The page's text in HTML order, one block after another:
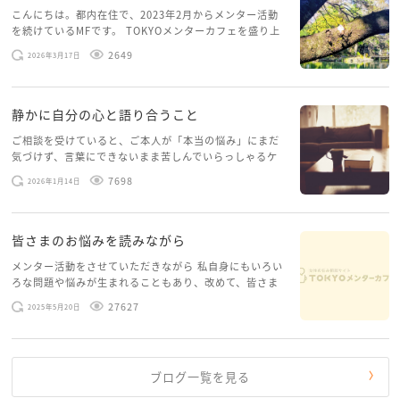
こんにちは。都内在住で、2023年2月からメンター活動
を続けているMFです。 TOKYOメンターカフェを盛り上
げたいという想いから、勇気を出して初めてブログを投
稿してみようと思います。少し自分のことを書いてみま
2026年3月17日 2649
静かに自分の心と語り合うこと
ご相談を受けていると、ご本人が「本当の悩み」にまだ
気づけず、言葉にできないまま苦しんでいらっしゃるケ
ースがありますお悩みというのは、心の深いところ（深
層心理）に触れることで、まったく違う角度から解決の
2026年1月14日 7698
皆さまのお悩みを読みながら
メンター活動をさせていただきながら 私自身にもいろい
ろな問題や悩みが生まれることもあり、改めて、皆さま
のお悩みを読みながら 「みんな、もがいてる。わたし
だけじゃないんだな」と、逆に励まされるような日々で
2025年5月20日 27627
ブログ一覧を見る